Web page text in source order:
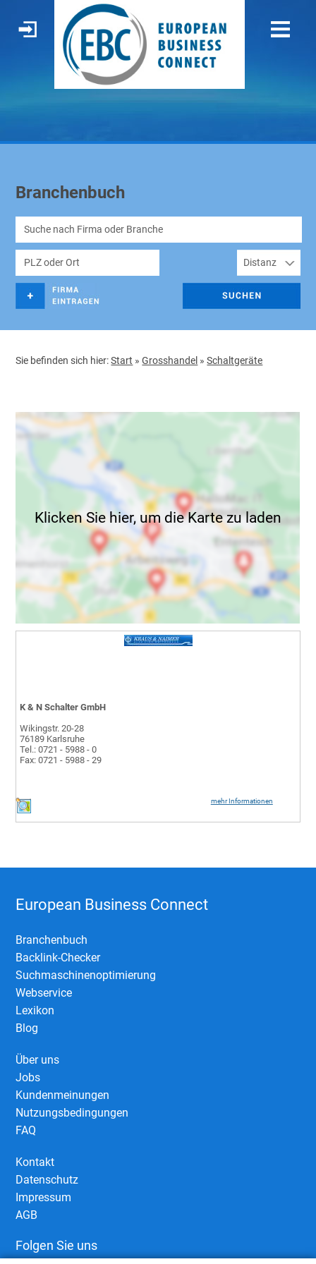
Branchenbuch
Sie befinden sich hier:Start »Grosshandel »Schaltgeräte
Klicken Sie hier, um die Karte zu laden
mehr Informationen
K & N Schalter GmbH
Wikingstr. 20-28
76189 Karlsruhe
Tel.: 0721 - 5988 - 0
Fax: 0721 - 5988 - 29
European Business Connect
Branchenbuch
Backlink-Checker
Suchmaschinenoptimierung
Webservice
Lexikon
Blog
Über uns
Jobs
Kundenmeinungen
Nutzungsbedingungen
FAQ
Kontakt
Datenschutz
Impressum
AGB
Folgen Sie uns